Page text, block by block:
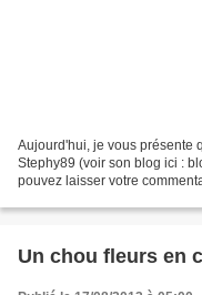
Aujourd'hui, je vous présente
Stephy89 (voir son blog ici :
pouvez laisser votre
Un chou fleurs en